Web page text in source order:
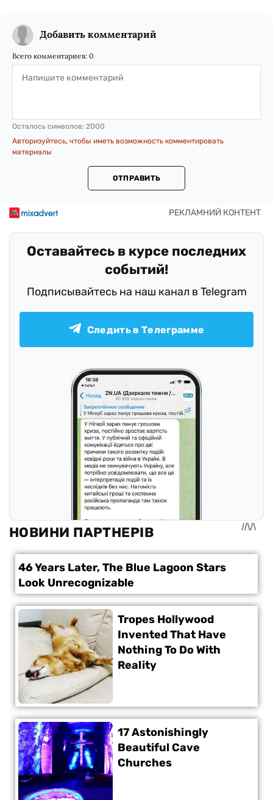
Добавить комментарий
Всего комментариев: 0
Осталось символов: 2000
Авторизуйтесь, чтобы иметь возможность комментировать
материалы
ОТПРАВИТЬ
Оставайтесь в курсе последних
событий!
Подписывайтесь на наш канал в Telegram
Следить в Телеграмме